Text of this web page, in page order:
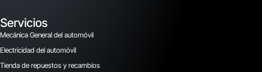
Servicios
Mecánica General del automóvil
Electricidad del automóvil
Tienda de repuestos y recambios